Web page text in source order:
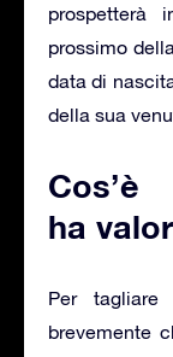
prossimo
data di
della sua
ha
Per
brevemente